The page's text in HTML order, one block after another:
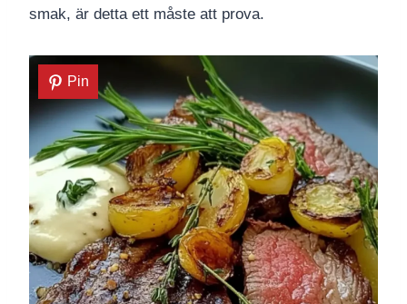
smak, är detta ett måste att prova.
Pin